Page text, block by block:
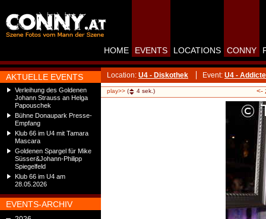
AKTUELLE EVENTS
Verleihung des Goldenen
Johann Strauss an Helga
Papouschek
Bühne Donaupark Presse-
Empfang
Klub 66 im U4 mit Tamara
Mascara
Goldenen Spargel für Mike
Süsser&Johann-Philipp
Spiegelfeld
Klub 66 im U4 am
28.05.2026
EVENTS-ARCHIV
HOME EVENTS LOCATIONS CONNY
Location: U4 - Diskothek Event: U4 -
play>> ( 4 sek.) <-